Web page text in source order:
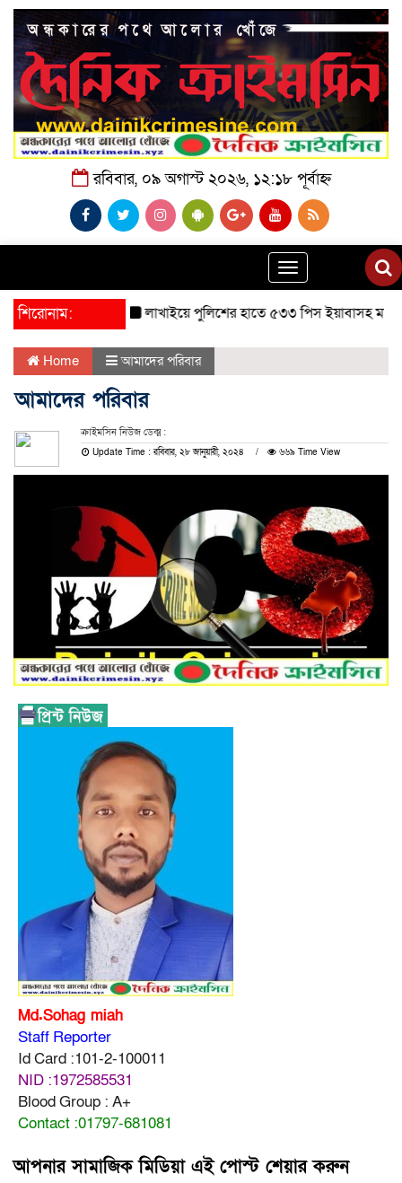
রবিবার, ০৯ অগাস্ট ২০২৬, ১২:১৮ পূর্বাহ্ন
Toggle
navigation
শিরোনাম: লাখাইয়ে পুলিশের হাতে ৫৩৩ পিস ইয়াবাসহ মাদক ব্যবসায়ী
Home আমাদের পরিবার
আমাদের পরিবার
ক্রাইমসিন নিউজ ডেক্ম :
Update Time : রবিবার, ২৮ জানুয়ারী, ২০২৪ ৬৬৯ Time View
Md.Sohag miah
Staff Reporter
Id Card :101-2-100011
NID :1972585531
Blood Group : A+
Contact :01797-681081
আপনার সামাজিক মিডিয়া এই পোস্ট শেয়ার করুন